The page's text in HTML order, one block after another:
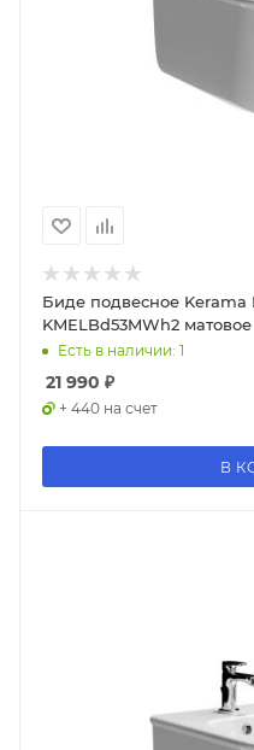
Биде подвесное Kerama
KMELBd53MWh2 матовое
Есть в наличии: 1
21 990 ₽
+ 440 на счет
В